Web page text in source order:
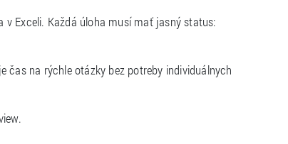
Exceli. Každá úloha musí mať jasný status:
čas na rýchle otázky bez potreby individuálnych